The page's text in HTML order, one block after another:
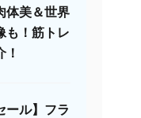
体美＆世界
も！筋トレ
ール】フラ